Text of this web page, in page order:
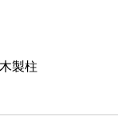
製柱